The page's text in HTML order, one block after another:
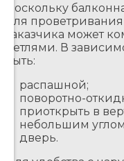
Поскольку
для
заказчика может
петлями. В
быть:
распашной;
поворотно-
приоткрыть в
небольшим
дверь.